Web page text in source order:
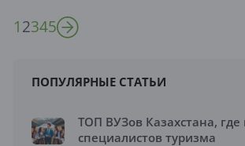
12345
ПОПУЛЯРНЫЕ СТАТЬИ
ТОП ВУЗов Казахстана, где
специалистов туризма